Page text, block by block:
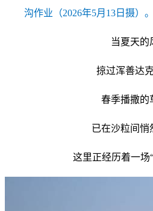
沟作业（2026年5月13日摄）
当夏天的
掠过浑善达
春季播撒的
已在沙粒间悄
这里正经历着一场